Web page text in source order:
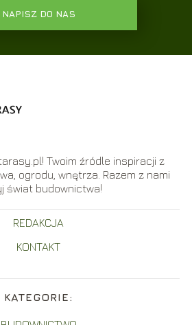
NAPISZ DO NAS
Twoim źródle inspiracji z
ogrodu, wnętrza. Razem z nami
świat budownictwa!
REDAKCJA
KONTAKT
KATEGORIE: